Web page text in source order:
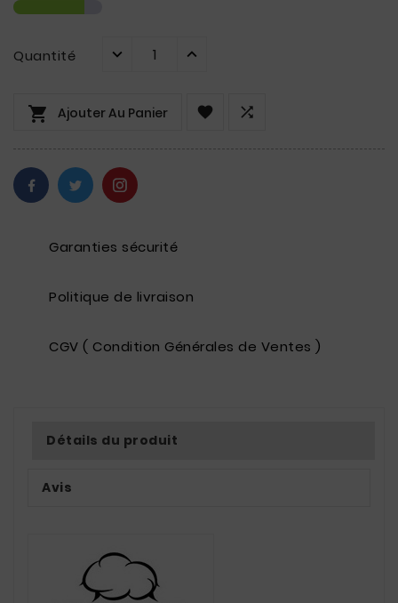
Quantité
 Ajouter Au Panier  
Garanties sécurité
Politique de livraison
CGV ( Condition Générales de Ventes )
Détails du produit
Avis